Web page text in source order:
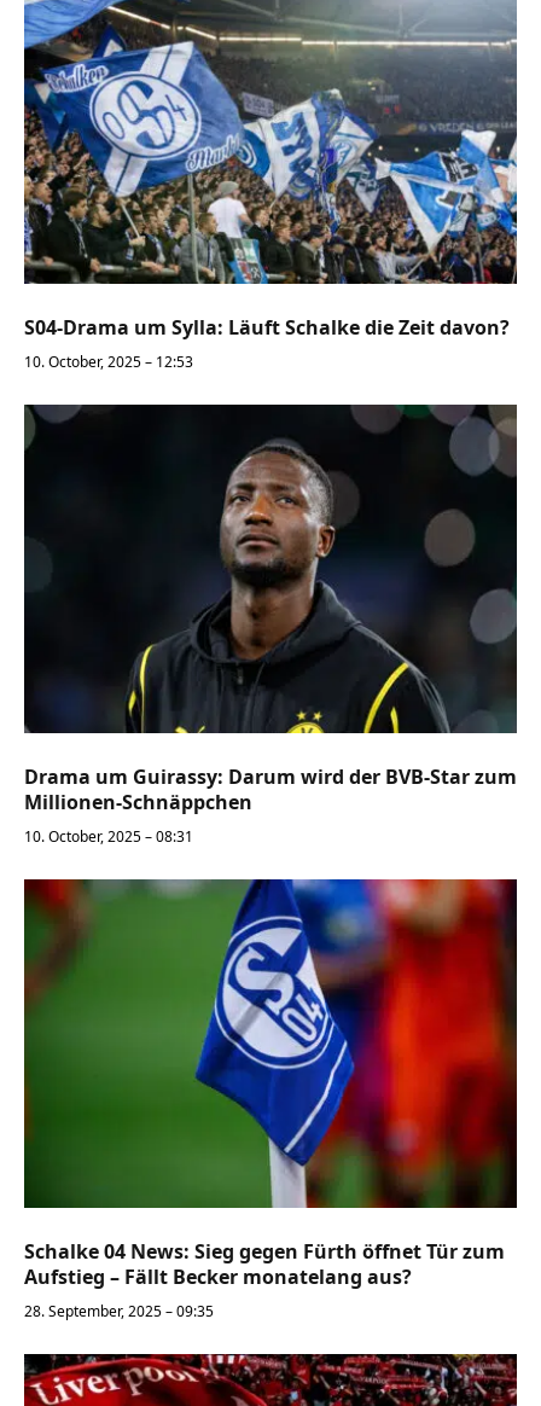
S04-Drama um Sylla: Läuft Schalke die Zeit davon?
10. October, 2025 – 12:53
Drama um Guirassy: Darum wird der BVB-Star zum
Millionen-Schnäppchen
10. October, 2025 – 08:31
Schalke 04 News: Sieg gegen Fürth öffnet Tür zum
Aufstieg – Fällt Becker monatelang aus?
28. September, 2025 – 09:35